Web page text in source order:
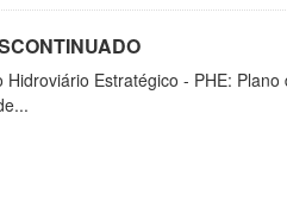
Estratégico - PHE: